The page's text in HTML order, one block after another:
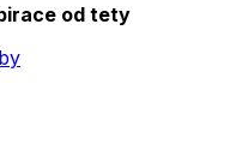
od tety